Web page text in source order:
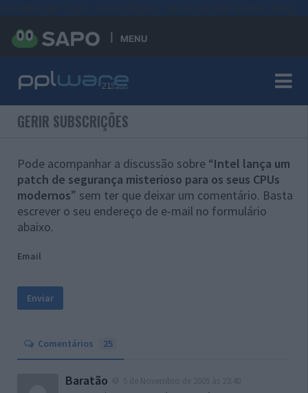
MENU
GERIR SUBSCRIÇÕES
Pode acompanhar a discussão sobre “Intel lança um
patch de segurança misterioso para os seus CPUs
modernos” sem ter que deixar um comentário. Basta
escrever o seu endereço de e-mail no formulário
abaixo.
Email
Comentários 25
Baratão